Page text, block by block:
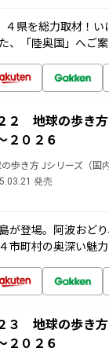
４県を総力取材！
、「陸奥国」へご案
２ 地球の歩き
２０２６
歩き方 Jシリーズ（国内
発売
が登場。阿波おど
市町村の奥深い魅
３ 地球の歩き
２０２６